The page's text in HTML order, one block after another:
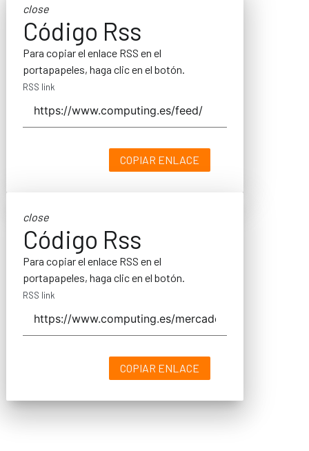
close
Código Rss
Para copiar el enlace RSS en el
portapapeles, haga clic en el botón.
RSS link
COPIAR ENLACE
close
Código Rss
Para copiar el enlace RSS en el
portapapeles, haga clic en el botón.
RSS link
COPIAR ENLACE